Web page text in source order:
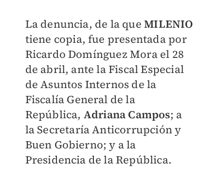
La denuncia, de la queMILENIO
tiene copia, fue presentada por
Ricardo Domínguez Mora el 28
de abril, ante la Fiscal Especial
de Asuntos Internos de la
Fiscalía General de la
República, Adriana Campos; a
la Secretaría Anticorrupción y
Buen Gobierno; y a la
Presidencia de la República.